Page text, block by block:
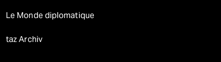
Le Monde diplomatique
taz Archiv